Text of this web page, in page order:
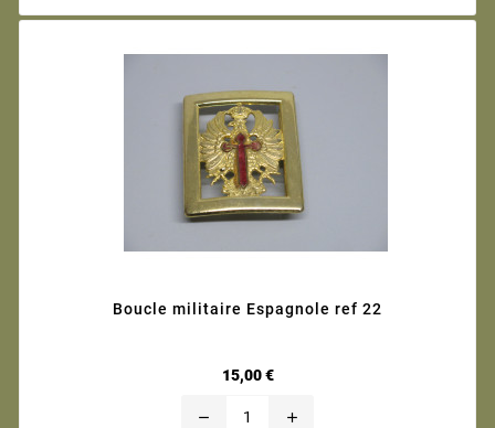
Boucle militaire Espagnole ref 22
15,00 €Prix
remove add